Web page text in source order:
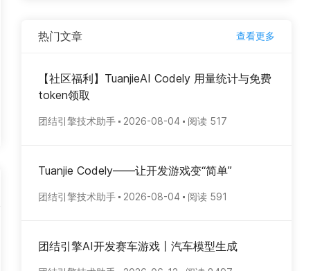
热门文章 查看更多
【社区福利】TuanjieAI Codely 用量统计与免费
token领取
团结引擎技术助手 2026-08-04 阅读 517
Tuanjie Codely——让开发游戏变“简单”
团结引擎技术助手 2026-08-04 阅读 591
团结引擎AI开发赛车游戏丨汽车模型生成